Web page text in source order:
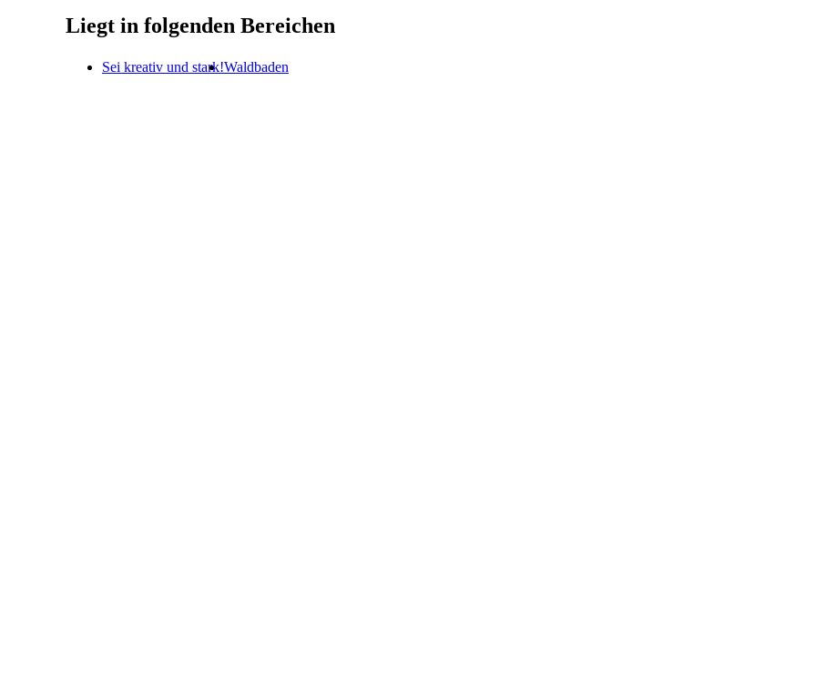
Liegt in folgenden Bereichen
Sei kreativ und stark!Waldbaden